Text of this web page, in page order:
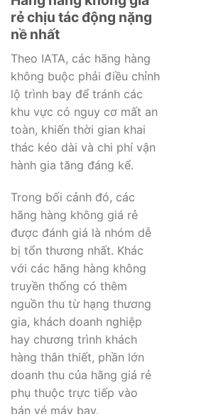
rẻ chịu tác động nặng
nề nhất
Theo IATA, các hãng hàng
không buộc phải điều chỉnh
lộ trình bay để tránh các
khu vực có nguy cơ mất an
toàn, khiến thời gian khai
thác kéo dài và chi phí vận
hành gia tăng đáng kể.
Trong bối cảnh đó, các
hãng hàng không giá rẻ
được đánh giá là nhóm dễ
bị tổn thương nhất. Khác
với các hãng hàng không
truyền thống có thêm
nguồn thu từ hạng thương
gia, khách doanh nghiệp
hay chương trình khách
hàng thân thiết, phần lớn
doanh thu của hãng giá rẻ
phụ thuộc trực tiếp vào
bán vé máy bay.